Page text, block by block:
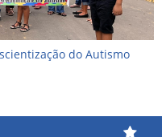
do Autismo